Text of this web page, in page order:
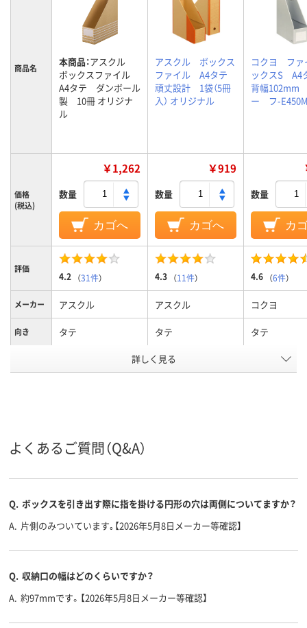
商品名 本商品：アスクル
ボックスファイル
A4タテ ダンボール
製 10冊 オリジナ
ル
アスクル ボックス
ファイル A4タテ
頑丈設計 1袋（5冊
入） オリジナル
コクヨ ファ
ックスS
背幅102mm
ー フ-
価格
(税込)
￥1,262
数量
カゴへ
￥919
数量
カゴへ
数量
カ
評価
4.2 （31件） 4.3 （11件） 4.6 （6件）
メーカー アスクル アスクル コクヨ
向き タテ タテ タテ
103 102mm、102
ループ
ブラウン系
商品環境
詳しく見る
よくあるご質問（Q&A）
Q. ボックスを引き出す際に指を掛ける円形の穴は両側についてますか？
A. 片側のみついています｡【2026年5月8日メーカー等確認】
Q. 収納口の幅はどのくらいですか？
A. 約97mmです。【2026年5月8日メーカー等確認】